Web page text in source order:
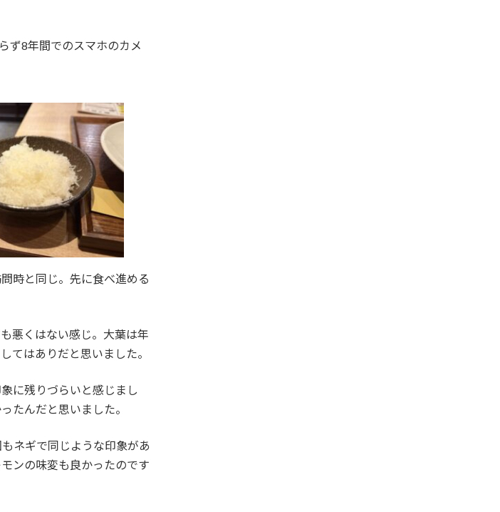
ず8年間でのスマホのカメ
時と同じ。先に食べ進める
悪くはない感じ。大葉は年
てはありだと思いました。
に残りづらいと感じまし
たんだと思いました。
ネギで同じような印象があ
ンの味変も良かったのです